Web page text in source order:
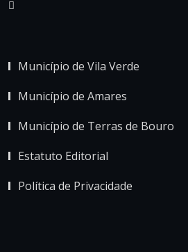
Município de Vila Verde
Município de Amares
Município de Terras de Bouro
Estatuto Editorial
Política de Privacidade